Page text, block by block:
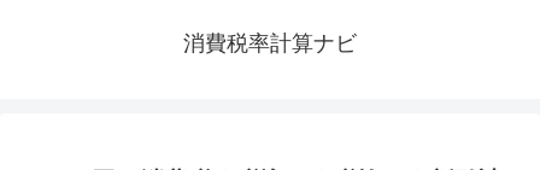
消費税率計算ナビ